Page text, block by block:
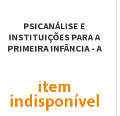
PSICANÁLISE E
INSTITUIÇÕES PARA A
PRIMEIRA INFÂNCIA - A
item
indisponível